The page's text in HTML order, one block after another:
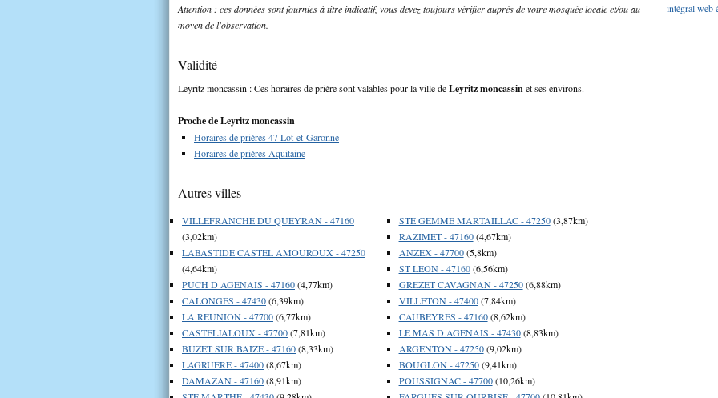
Attention : ces données sont fournies à titre indicatif, vous devez toujours vérifier auprès de votre mosquée locale et/ou au
moyen de l'observation.
Validité
Leyritz moncassin : Ces horaires de prière sont valables pour la ville deLeyritz moncassinet ses environs.
Proche de Leyritz moncassin
Horaires de prières 47 Lot-et-Garonne
Horaires de prières Aquitaine
Autres villes
VILLEFRANCHE DU QUEYRAN - 47160
(3,02km)
LABASTIDE CASTEL AMOUROUX - 47250
(4,64km)
PUCH D AGENAIS - 47160(4,77km)
CALONGES - 47430(6,39km)
LA REUNION - 47700(6,77km)
CASTELJALOUX - 47700(7,81km)
BUZET SUR BAIZE - 47160(8,33km)
LAGRUERE - 47400(8,67km)
DAMAZAN - 47160(8,91km)
STE GEMME MARTAILLAC - 47250(3,87km)
RAZIMET - 47160(4,67km)
ANZEX - 47700(5,8km)
ST LEON - 47160(6,56km)
GREZET CAVAGNAN - 47250(6,88km)
VILLETON - 47400(7,84km)
CAUBEYRES - 47160(8,62km)
LE MAS D AGENAIS - 47430(8,83km)
ARGENTON - 47250(9,02km)
BOUGLON - 47250(9,41km)
POUSSIGNAC - 47700(10,26km)
intégralweb